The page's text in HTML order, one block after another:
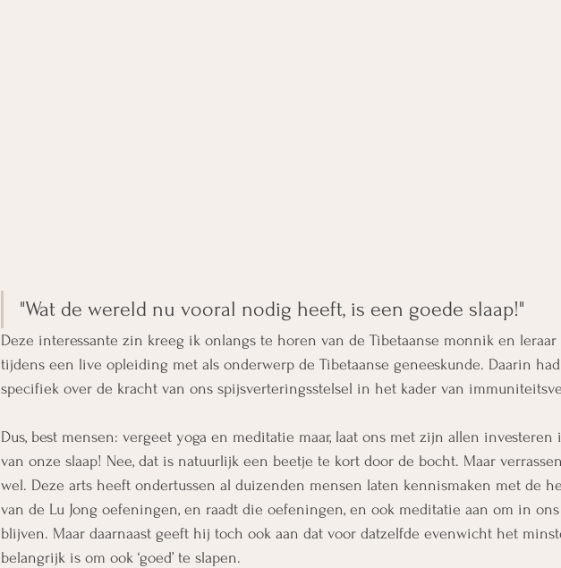
"Wat de wereld nu vooral nodig heeft, is een goede slaap!"
Deze interessante zin kreeg ik onlangs te horen van de Tibetaanse monnik en leraar
tijdens een live opleiding met als onderwerp de Tibetaanse geneeskunde. Daarin
specifiek over de kracht van ons spijsverteringsstelsel in het kader van
Dus, best mensen: vergeet yoga en meditatie maar, laat ons met zijn allen
van onze slaap! Nee, dat is natuurlijk een beetje te kort door de bocht. Maar
wel. Deze arts heeft ondertussen al duizenden mensen laten kennismaken met de
van de Lu Jong oefeningen, en raadt die oefeningen, en ook meditatie aan om in
blijven. Maar daarnaast geeft hij toch ook aan dat voor datzelfde evenwicht het
belangrijk is om ook ‘goed’ te slapen.